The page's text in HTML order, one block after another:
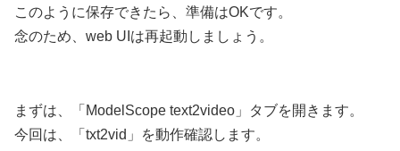
このように保存できたら、準備はOKです。
念のため、web UIは再起動しましょう。
まずは、「ModelScope text2video」タブを開きます。
今回は、「txt2vid」を動作確認します。